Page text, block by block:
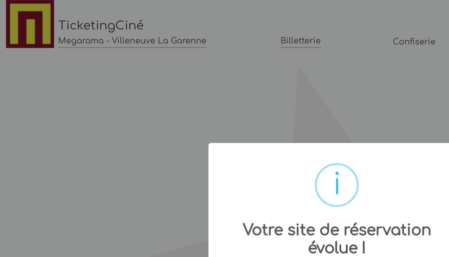
TicketingCiné
Megarama - Villeneuve La Garenne Billetterie Confiserie
Votre site de réservation
évolue !